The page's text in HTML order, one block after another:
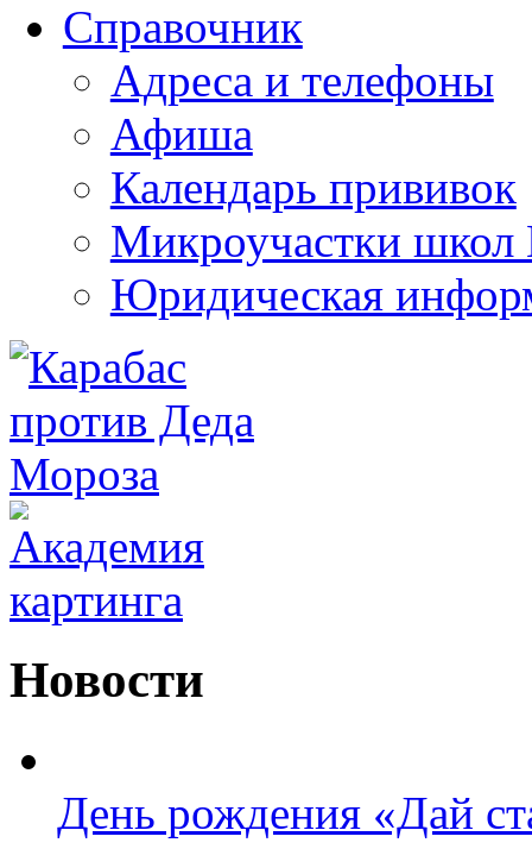
Справочник
Адреса и телефоны
Афиша
Календарь прививок
Микроучастки школ
Юридическая
Новости
День рождения «Дай